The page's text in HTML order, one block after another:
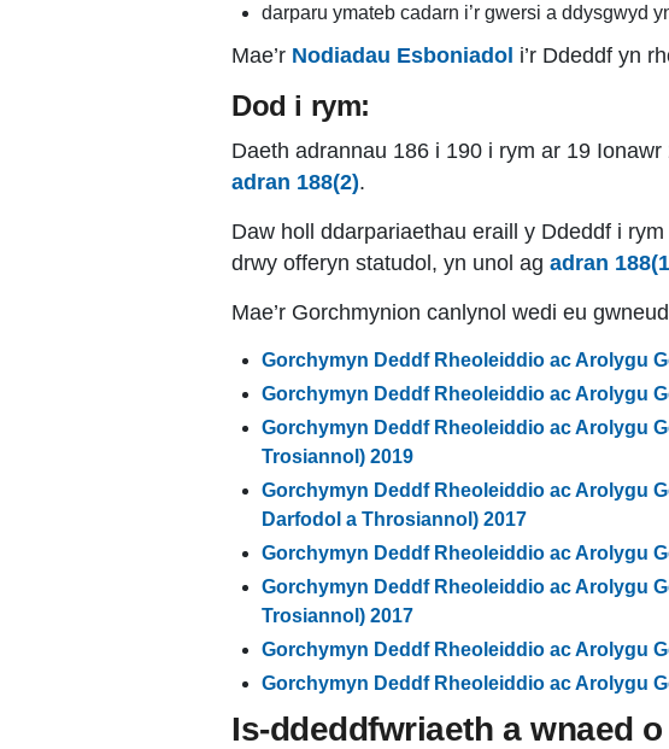
darparu ymateb cadarn i’r gwersi a ddysgwyd
Mae’r Nodiadau Esboniadol i’r Ddeddf yn
Dod i rym:
Daeth adrannau 186 i 190 i rym ar 19
adran 188(2).
Daw holl ddarpariaethau eraill y Ddeddf i
drwy offeryn statudol, yn unol ag adran
Mae’r Gorchmynion canlynol wedi eu
Gorchymyn Deddf Rheoleiddio ac Arolygu
Gorchymyn Deddf Rheoleiddio ac Arolygu
Gorchymyn Deddf Rheoleiddio ac Arolygu
Trosiannol) 2019
Gorchymyn Deddf Rheoleiddio ac Arolygu
Darfodol a Throsiannol) 2017
Gorchymyn Deddf Rheoleiddio ac Arolygu
Gorchymyn Deddf Rheoleiddio ac Arolygu
Trosiannol) 2017
Gorchymyn Deddf Rheoleiddio ac Arolygu
Gorchymyn Deddf Rheoleiddio ac Arolygu
Is-ddeddfwriaeth a wnaed